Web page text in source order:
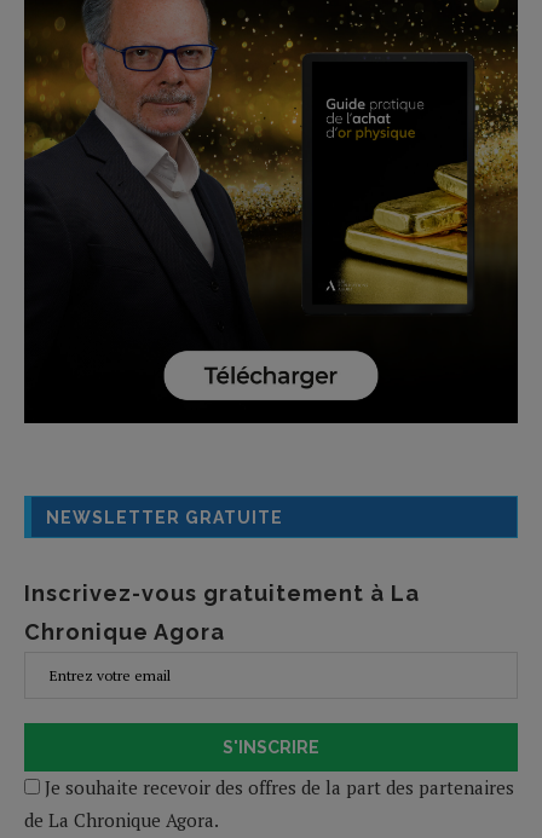
NEWSLETTER GRATUITE
Inscrivez-vous gratuitement à La
Chronique Agora
S'INSCRIRE
Je souhaite recevoir des offres de la part des partenaires
de La Chronique Agora.